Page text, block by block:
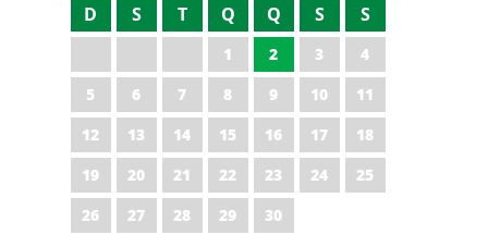
D S T Q Q S S
1 2 3
4
5
6 7 8 9 10
11
12
13 14 15 16 17
18
19
20 21 22 23 24
25
26
27 28 29 30